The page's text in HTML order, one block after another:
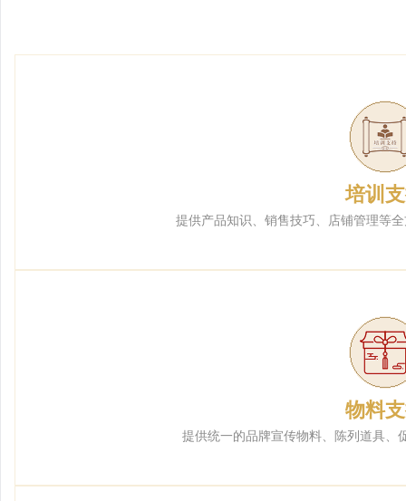
培训
提供产品知识、销售技巧、店铺管理等
物料
提供统一的品牌宣传物料、陈列道具、